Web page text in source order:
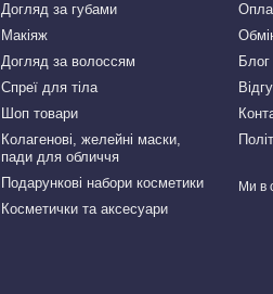
Догляд за губами
Макіяж
Догляд за волоссям
Спреї для тіла
Шоп товари
Колагенові, желейні маски,
пади для обличчя
Подарункові набори косметики
Косметички та аксесуари
Блог
Ми в